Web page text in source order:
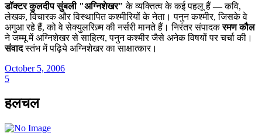
डॉक्टर कुलदीप सुंबली "अग्निशेखर" के व्यक्तित्व के कई पहलू हैं — कवि,
लेखक, विचारक और विस्थापित कश्मीरियों के नेता। पनुन कश्मीर, जिसके वे
अगुआ रहे हैं, को वे सेक्युलरिज़्म की नर्सरी मानते हैं। निरंतर संपादकरमण कौल
ने जम्मू में अग्निशेखर से साहित्य, पनुन कश्मीर जैसे अनेक विषयों पर चर्चा की।
संवादस्तंभ में पढ़िये अग्निशेखर का साक्षात्कार।
October 5, 2006
5
हलचल